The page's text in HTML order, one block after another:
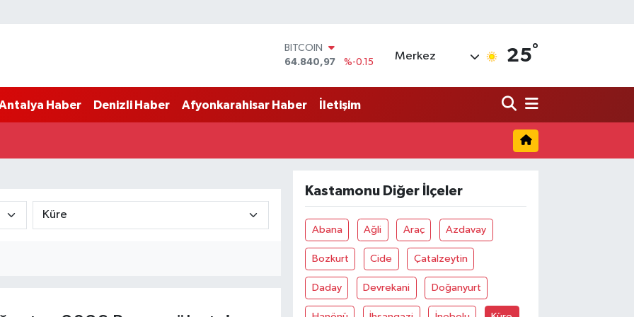
BITCOIN
64.840,97
%-0.15
EURO
GRAM ALTIN
BİST100
13.779
%-14
Merkez 25°
Haber Denizli Haber Afyonkarahisar Haber İletişim
Kastamonu Diğer İlçeler
Abana Ağli Araç Azdavay
Bozkurt Cide Çatalzeytin
Daday Devrekani Doğanyurt